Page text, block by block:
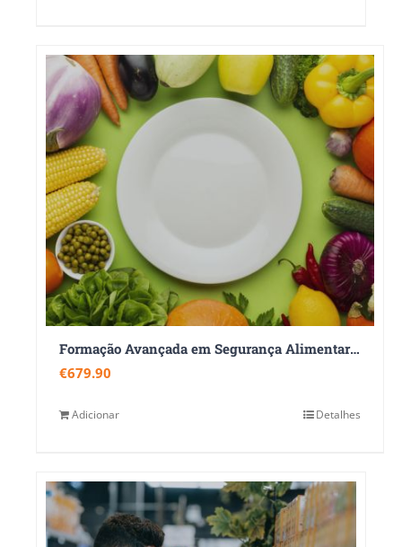
Formação Avançada em Segurança Alimentar 360
€679.90
Adicionar Detalhes